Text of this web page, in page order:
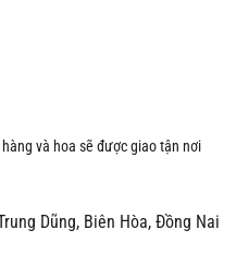
và hoa sẽ được giao tận nơi
Dũng, Biên Hòa, Đồng Nai